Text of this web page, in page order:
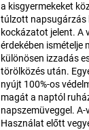
a kisgyermekeket
túlzott napsugárzás
kockázatot jelent. A
érdekében ismételje
különösen izzadás
törölközés után.
nyújt 100%-os
magát a naptól
napszemüveggel.
Használat előtt